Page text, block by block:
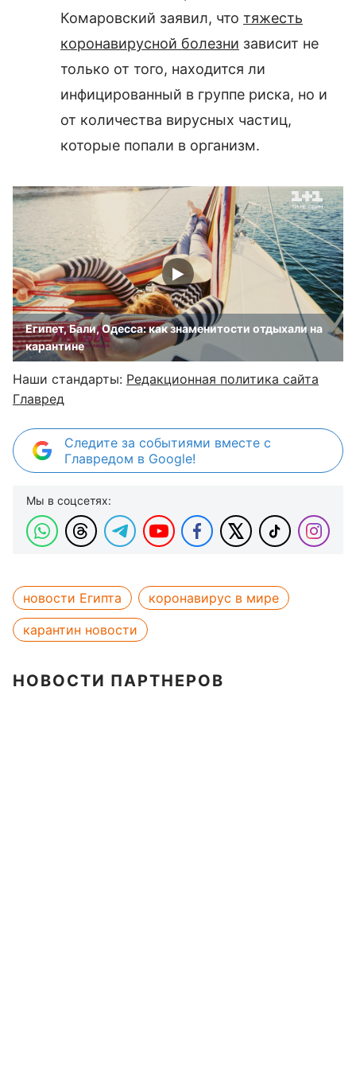
Комаровский заявил, что тяжесть
коронавирусной болезни зависит не
только от того, находится ли
инфицированный в группе риска, но и
от количества вирусных частиц,
которые попали в организм.
Египет, Бали, Одесса: как знаменитости отдыхали на
карантине
Наши стандарты: Редакционная политика сайта
Главред
Следите за событиями вместе с
Главредом в Google!
Мы в соцсетях:
новости Египта
коронавирус в мире
карантин новости
НОВОСТИ ПАРТНЕРОВ